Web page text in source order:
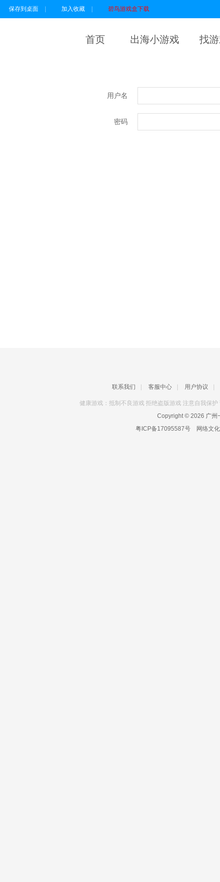
保存到桌面 加入收藏 碧鸟游戏盒下载
首页 出海小游戏 找
用户名
密码
联系我们 客服中心 用户协议
健康游戏：抵制不良游戏 拒绝盗版游戏 注意自我保
Copyright © 2026 广州
粤ICP备17095587号
网络文